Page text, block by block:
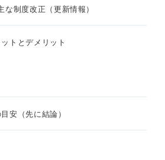
な制度改正（更新情報）
トとデメリット
安（先に結論）